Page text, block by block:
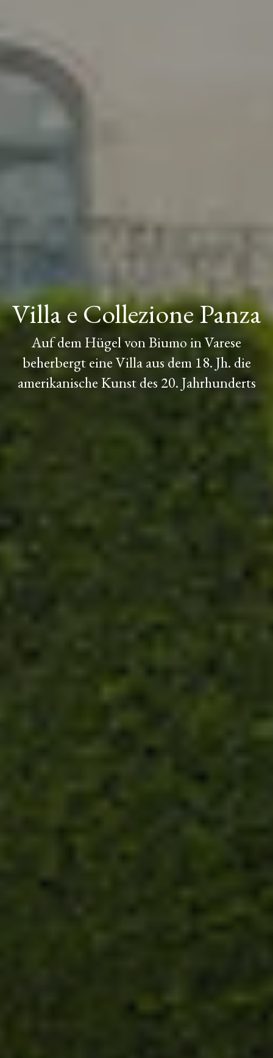
Villa e Collezione Panza
Auf dem Hügel von Biumo in Varese
beherbergt eine Villa aus dem 18. Jh. die
amerikanische Kunst des 20. Jahrhunderts